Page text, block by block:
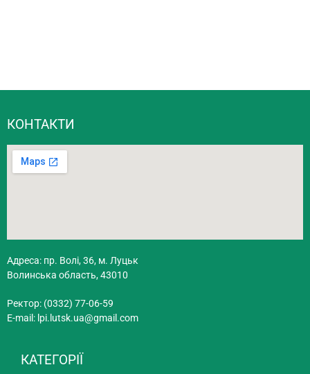
КОНТАКТИ
Адреса: пр. Волі, 36, м. Луцьк
Волинська область, 43010
Ректор: (0332) 77-06-59
E-mail: lpi.lutsk.ua@gmail.com
КАТЕГОРІЇ